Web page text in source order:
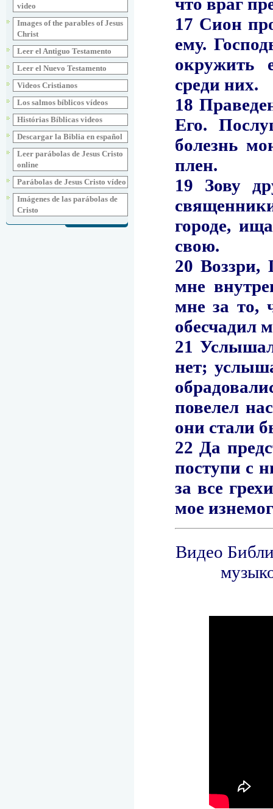
video
Images of the parables of Jesus
Christ
Leer el Antiguo Testamento
Leer el Nuevo Testamento
Videos Cristianos
Los salmos bíblicos vídeos
Histórias Bíblicas videos
Descargar la Biblia en español
Leer parábolas de Jesus Cristo
online
Parábolas de Jesus Cristo vídeo
Imágenes de las parábolas de
Cristo